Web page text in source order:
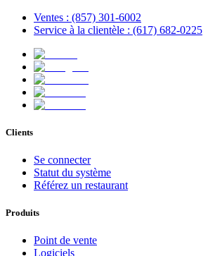
Ventes : (857) 301-6002
Service à la clientèle : (617) 682-0225
Clients
Se connecter
Statut du système
Référez un restaurant
Produits
Point de vente
Logiciels